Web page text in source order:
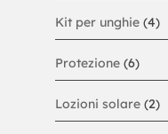
Kit per unghie (4)
Protezione (6)
Lozioni solare (2)